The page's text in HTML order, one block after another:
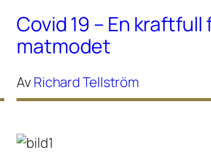
Covid 19 – En
matmodet
AvRichard Tellström